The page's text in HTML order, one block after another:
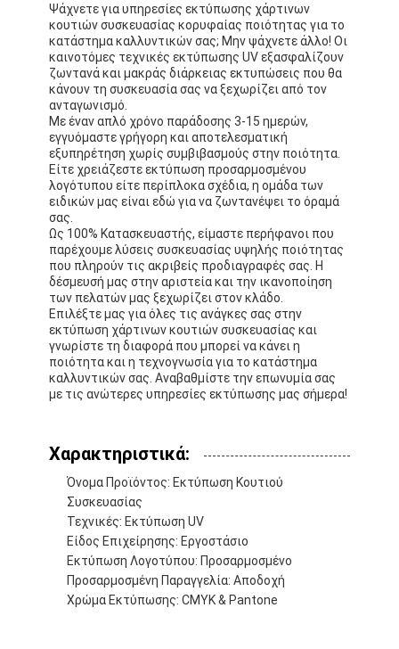
Ψάχνετε για υπηρεσίες εκτύπωσης χάρτινων
κουτιών συσκευασίας κορυφαίας ποιότητας για το
κατάστημα καλλυντικών σας; Μην ψάχνετε άλλο! Οι
καινοτόμες τεχνικές εκτύπωσης UV εξασφαλίζουν
ζωντανά και μακράς διάρκειας εκτυπώσεις που θα
κάνουν τη συσκευασία σας να ξεχωρίζει από τον
ανταγωνισμό.
Με έναν απλό χρόνο παράδοσης 3-15 ημερών,
εγγυόμαστε γρήγορη και αποτελεσματική
εξυπηρέτηση χωρίς συμβιβασμούς στην ποιότητα.
Είτε χρειάζεστε εκτύπωση προσαρμοσμένου
λογότυπου είτε περίπλοκα σχέδια, η ομάδα των
ειδικών μας είναι εδώ για να ζωντανέψει το όραμά
σας.
Ως 100% Κατασκευαστής, είμαστε περήφανοι που
παρέχουμε λύσεις συσκευασίας υψηλής ποιότητας
που πληρούν τις ακριβείς προδιαγραφές σας. Η
δέσμευσή μας στην αριστεία και την ικανοποίηση
των πελατών μας ξεχωρίζει στον κλάδο.
Επιλέξτε μας για όλες τις ανάγκες σας στην
εκτύπωση χάρτινων κουτιών συσκευασίας και
γνωρίστε τη διαφορά που μπορεί να κάνει η
ποιότητα και η τεχνογνωσία για το κατάστημα
καλλυντικών σας. Αναβαθμίστε την επωνυμία σας
με τις ανώτερες υπηρεσίες εκτύπωσης μας σήμερα!
Χαρακτηριστικά:
Όνομα Προϊόντος: Εκτύπωση Κουτιού
Συσκευασίας
Τεχνικές: Εκτύπωση UV
Είδος Επιχείρησης: Εργοστάσιο
Εκτύπωση Λογοτύπου: Προσαρμοσμένο
Προσαρμοσμένη Παραγγελία: Αποδοχή
Χρώμα Εκτύπωσης: CMYK & Pantone